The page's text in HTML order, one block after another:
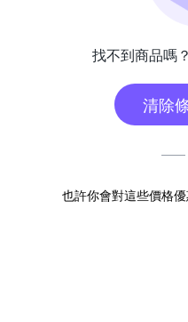
找不到商品嗎
清除
也許你會對這些價格